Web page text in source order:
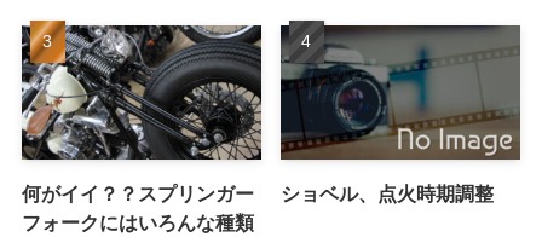
何がイイ？？スプリンガー
フォークにはいろんな種類
ショベル、点火時期調整